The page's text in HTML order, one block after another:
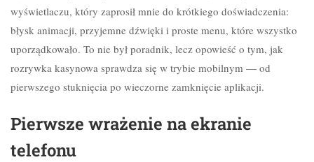
wyświetlaczu, który zaprosił mnie do krótkiego doświadczenia:
błysk animacji, przyjemne dźwięki i proste menu, które wszystko
uporządkowało. To nie był poradnik, lecz opowieść o tym, jak
rozrywka kasynowa sprawdza się w trybie mobilnym — od
pierwszego stuknięcia po wieczorne zamknięcie aplikacji.
Pierwsze wrażenie na ekranie
telefonu